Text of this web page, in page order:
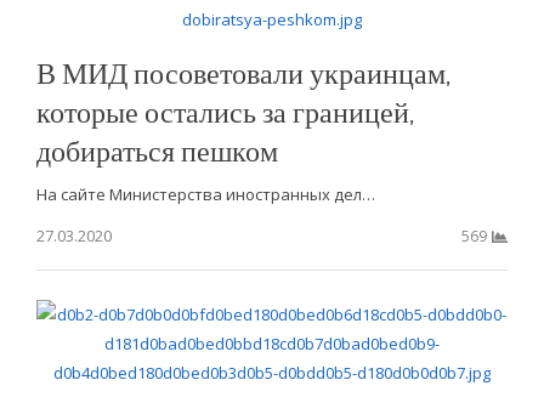
В МИД посоветовали украинцам,
которые остались за границей,
добираться пешком
На сайте Министерства иностранных дел…
27.03.2020
569